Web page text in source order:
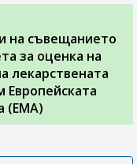
на съвeщанието
за оценка на
лекарствената
Европейската
(ЕМА)